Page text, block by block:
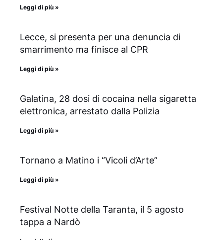
Leggi di più »
Lecce, si presenta per una denuncia di
smarrimento ma finisce al CPR
Leggi di più »
Galatina, 28 dosi di cocaina nella sigaretta
elettronica, arrestato dalla Polizia
Leggi di più »
Tornano a Matino i “Vicoli d’Arte”
Leggi di più »
Festival Notte della Taranta, il 5 agosto
tappa a Nardò